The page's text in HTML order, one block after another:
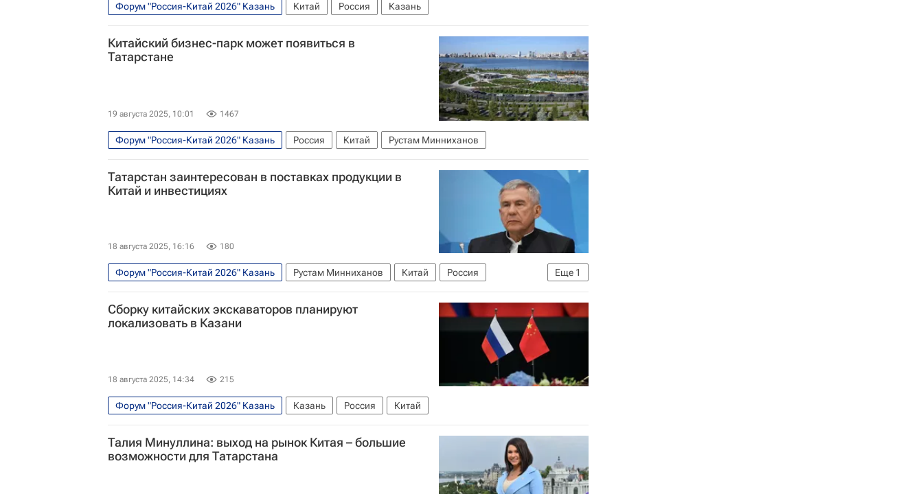
Форум "Россия-Китай 2026" Казань Китай Россия Казань
Китайский бизнес-парк может появиться в
Татарстане
19 августа 2025, 10:01 1467
Форум "Россия-Китай 2026" Казань Россия Китай Рустам Минниханов
Татарстан заинтересован в поставках продукции в
Китай и инвестициях
18 августа 2025, 16:16 180
Еще 1
Форум "Россия-Китай 2026" Казань Рустам Минниханов Китай
Россия
Республика Татарстан (Татарстан)
Сборку китайских экскаваторов планируют
локализовать в Казани
18 августа 2025, 14:34 215
Форум "Россия-Китай 2026" Казань Казань Россия Китай
Талия Минуллина: выход на рынок Китая – большие
возможности для Татарстана